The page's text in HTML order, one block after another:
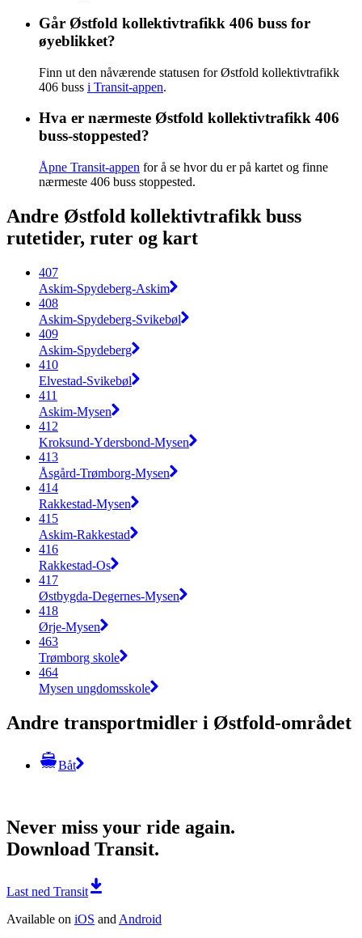
Går Østfold kollektivtrafikk 406 buss for
øyeblikket?
Finn ut den nåværende statusen for Østfold kollektivtrafikk
406 buss i Transit-appen.
Hva er nærmeste Østfold kollektivtrafikk 406
buss-stoppested?
Åpne Transit-appen for å se hvor du er på kartet og finne
nærmeste 406 buss stoppested.
Andre Østfold kollektivtrafikk buss
rutetider, ruter og kart
407
Askim-Spydeberg-Askim
408
Askim-Spydeberg-Svikebøl
409
Askim-Spydeberg
410
Elvestad-Svikebøl
411
Askim-Mysen
412
Kroksund-Ydersbond-Mysen
413
Åsgård-Trømborg-Mysen
414
Rakkestad-Mysen
415
Askim-Rakkestad
416
Rakkestad-Os
417
Østbygda-Degernes-Mysen
418
Ørje-Mysen
463
Trømborg skole
464
Mysen ungdomsskole
Andre transportmidler i Østfold-området
Båt
Never miss your ride again.
Download Transit.
Last ned Transit
Available on iOS and Android